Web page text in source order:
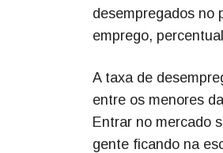
desempregados no
emprego,
A taxa de
entre os menores
Entrar no mercado
gente ficando na